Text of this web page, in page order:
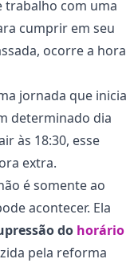
trabalho com uma
cumprir em seu
ocorre a hora
jornada que inicia
determinado dia
às 18:30, esse
extra.
é somente ao
acontecer. Ela
do horário
pela reforma